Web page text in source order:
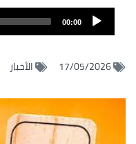
ملف
الصوت
Audio
Player
00:00
17/05/2026 الأخبار